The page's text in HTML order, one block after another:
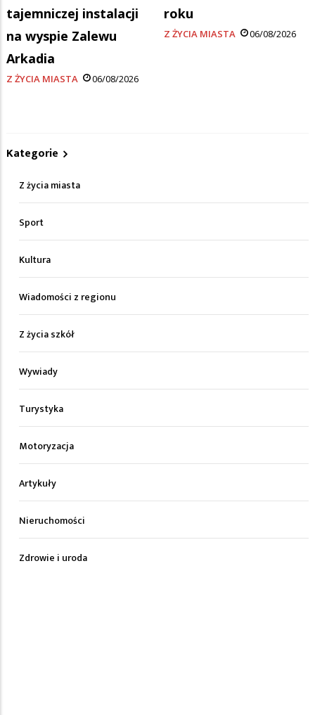
tajemniczej instalacji
na wyspie Zalewu
Arkadia
Z ŻYCIA MIASTA 06/08/2026
roku
Z ŻYCIA MIASTA 06/08/2026
Kategorie
Z życia miasta
Sport
Kultura
Wiadomości z regionu
Z życia szkół
Wywiady
Turystyka
Motoryzacja
Artykuły
Nieruchomości
Zdrowie i uroda